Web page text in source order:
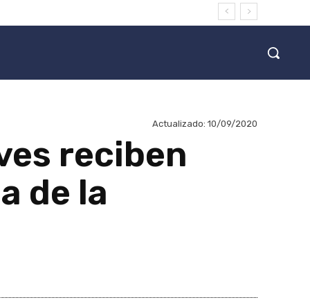
Actualizado: 10/09/2020
reciben
de la